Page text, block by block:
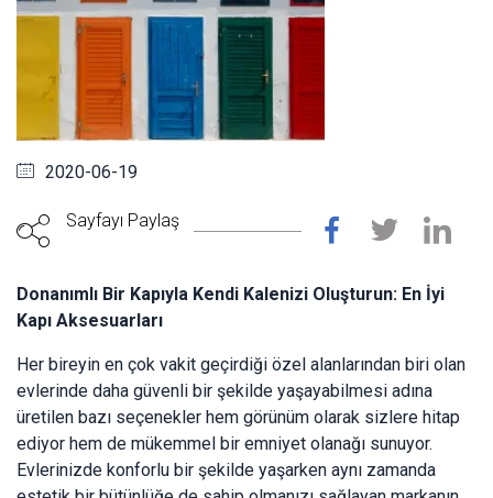
2020-06-19
Sayfayı Paylaş
Donanımlı Bir Kapıyla Kendi Kalenizi Oluşturun: En İyi
Kapı Aksesuarları
Her bireyin en çok vakit geçirdiği özel alanlarından biri olan
evlerinde daha güvenli bir şekilde yaşayabilmesi adına
üretilen bazı seçenekler hem görünüm olarak sizlere hitap
ediyor hem de mükemmel bir emniyet olanağı sunuyor.
Evlerinizde konforlu bir şekilde yaşarken aynı zamanda